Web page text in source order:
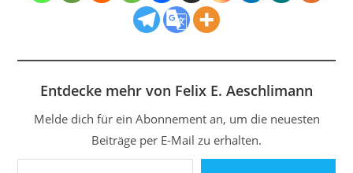
Entdecke mehr von Felix E. Aeschlimann
Melde dich für ein Abonnement an, um die neuesten
Beiträge per E-Mail zu erhalten.